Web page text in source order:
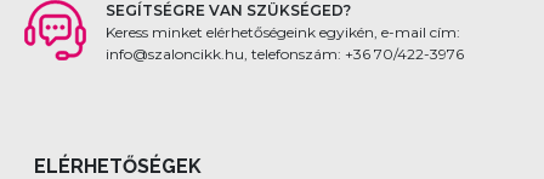
SEGÍTSÉGRE VAN SZÜKSÉGED?
Keress minket elérhetőségeink egyikén, e-mail cím:
info@szaloncikk.hu, telefonszám: +36 70/422-3976
ELÉRHETŐSÉGEK